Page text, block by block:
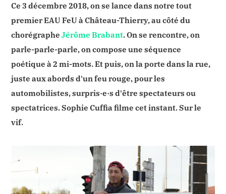
Ce 3 décembre 2018, on se lance dans notre tout
premier EAU FeU à Château-Thierry, au côté du
chorégrapheJérôme Brabant. On se rencontre, on
parle-parle-parle, on compose une séquence
poétique à 2 mi-mots. Et puis, on la porte dans la rue,
juste aux abords d'un feu rouge, pour les
automobilistes, surpris·e·s d'être spectateurs ou
spectatrices. Sophie Cuffia filme cet instant. Sur le
vif.